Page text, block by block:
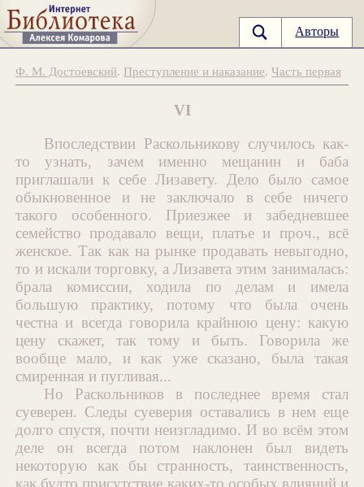
Авторы
Ф. М. Достоевский. Преступление и наказание.Часть первая
VI
Впоследствии Раскольникову случилось как-
то узнать, зачем именно мещанин и баба
приглашали к себе Лизавету. Дело было самое
обыкновенное и не заключало в себе ничего
такого особенного. Приезжее и забедневшее
семейство продавало вещи, платье и проч., всё
женское. Так как на рынке продавать невыгодно,
то и искали торговку, а Лизавета этим занималась:
брала комиссии, ходила по делам и имела
большую практику, потому что была очень
честна и всегда говорила крайнюю цену: какую
цену скажет, так тому и быть. Говорила же
вообще мало, и как уже сказано, была такая
смиренная и пугливая...
Но Раскольников в последнее время стал
суеверен. Следы суеверия оставались в нем еще
долго спустя, почти неизгладимо. И во всём этом
деле он всегда потом наклонен был видеть
некоторую как бы странность, таинственность,
как будто присутствие каких-то особых влияний и